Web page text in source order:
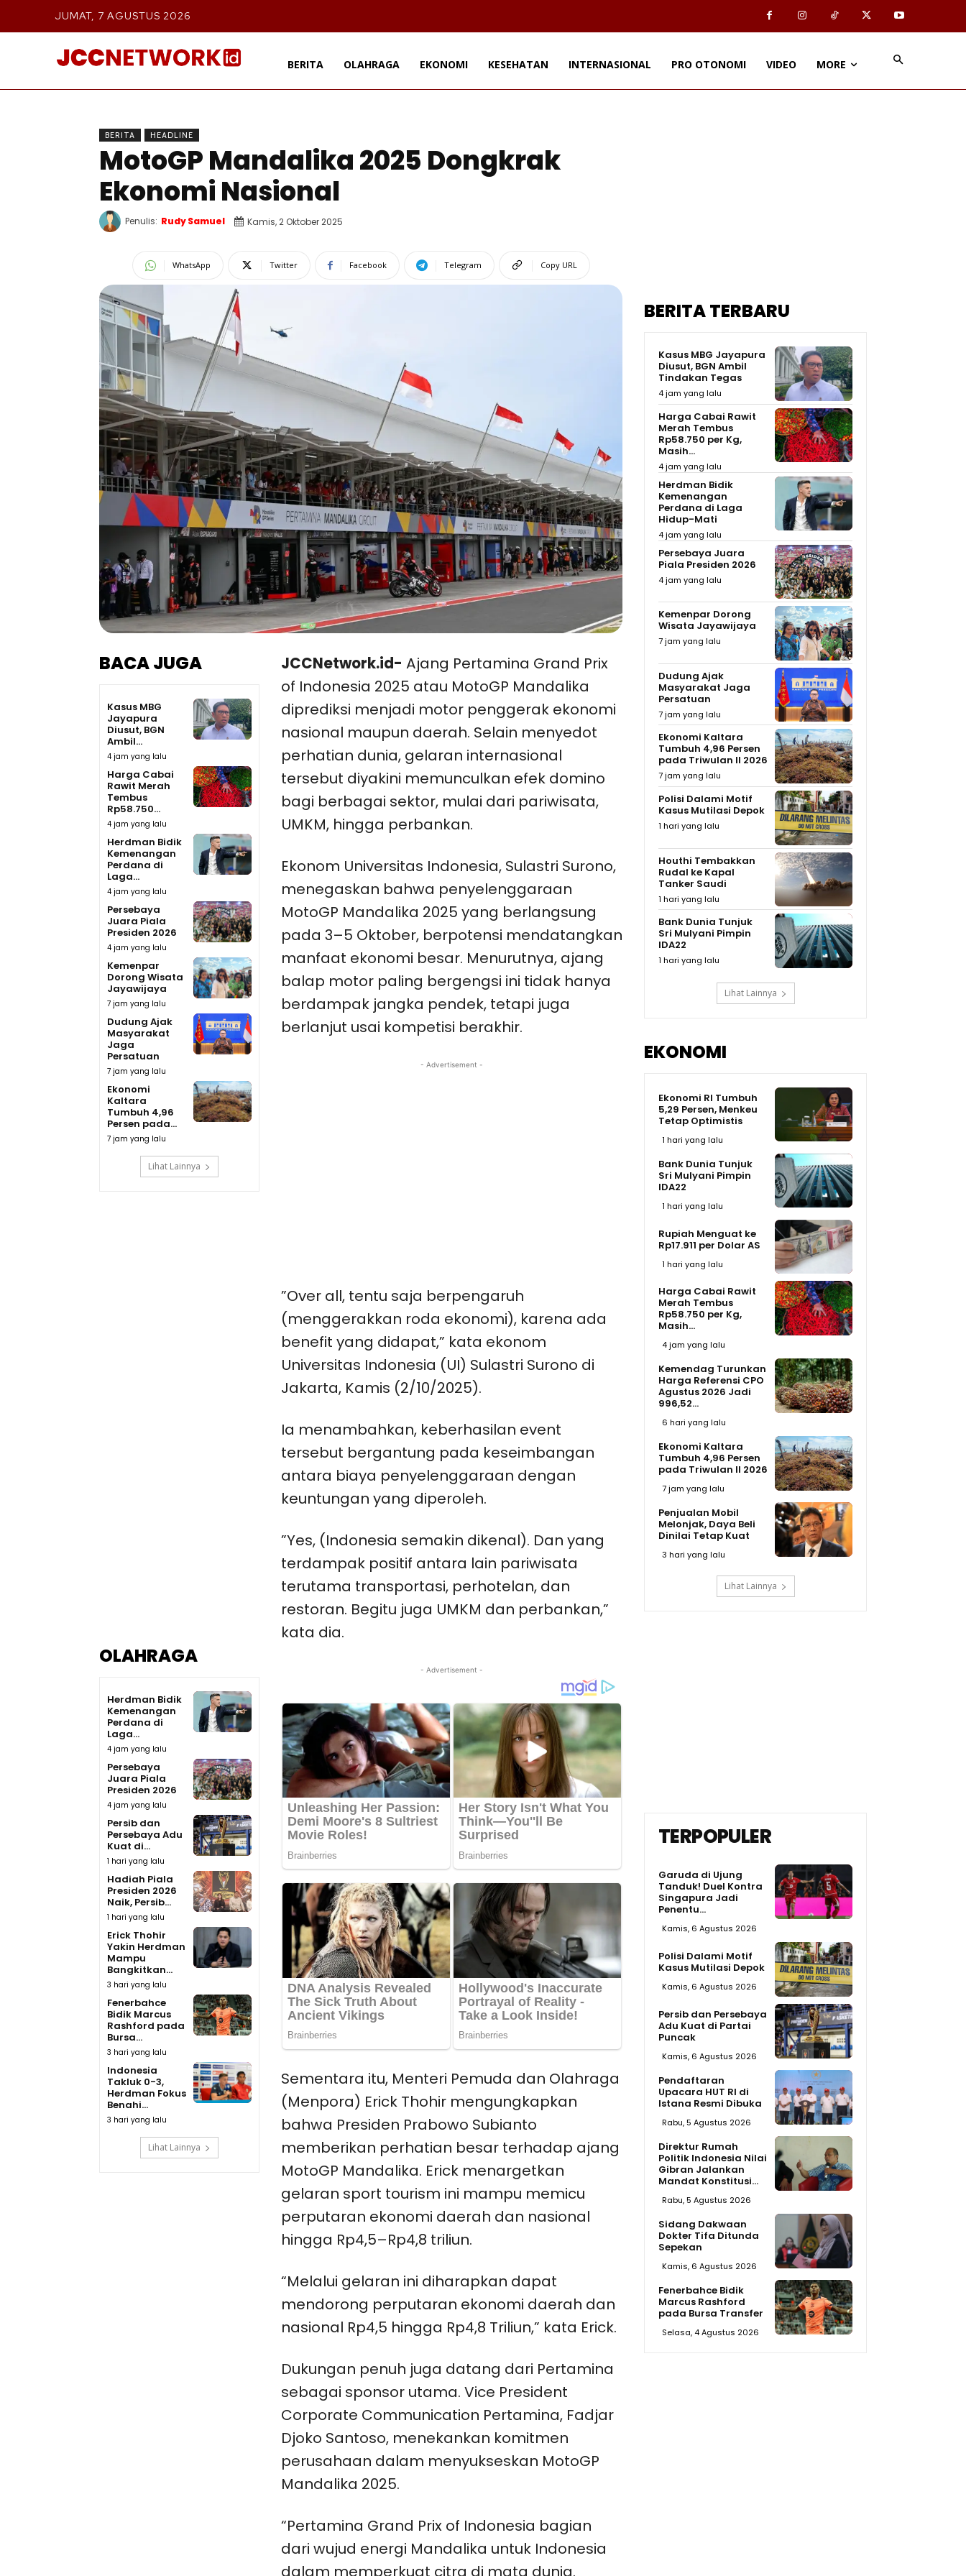
JUMAT, 7 AGUSTUS 2026
BERITA OLAHRAGA EKONOMI KESEHATAN INTERNASIONAL PRO OTONOMI VIDEO MORE
BERITA HEADLINE
MotoGP Mandalika 2025 Dongkrak
Ekonomi Nasional
Penulis: Rudy Samuel Kamis, 2 Oktober 2025
WhatsApp Twitter Facebook Telegram Copy URL
BACA JUGA
Kasus MBG
Jayapura
Diusut, BGN
Ambil...
4 jam yang lalu
Harga Cabai
Rawit Merah
Tembus
Rp58.750...
4 jam yang lalu
Herdman Bidik
Kemenangan
Perdana di
Laga...
4 jam yang lalu
Persebaya
Juara Piala
Presiden 2026
4 jam yang lalu
Kemenpar
Dorong Wisata
Jayawijaya
7 jam yang lalu
Dudung Ajak
Masyarakat
Jaga
Persatuan
7 jam yang lalu
Ekonomi
Kaltara
Tumbuh 4,96
Persen pada...
7 jam yang lalu
Lihat Lainnya
OLAHRAGA
Herdman Bidik
Kemenangan
Perdana di
Laga...
4 jam yang lalu
Persebaya
Juara Piala
Presiden 2026
4 jam yang lalu
Persib dan
Persebaya Adu
Kuat di...
1 hari yang lalu
Hadiah Piala
Presiden 2026
Naik, Persib...
1 hari yang lalu
Erick Thohir
Yakin Herdman
Mampu
Bangkitkan...
3 hari yang lalu
Fenerbahce
Bidik Marcus
Rashford pada
Bursa...
3 hari yang lalu
Indonesia
Takluk 0-3,
Herdman Fokus
Benahi...
3 hari yang lalu
Lihat Lainnya
JCCNetwork.id- Ajang Pertamina Grand Prix
of Indonesia 2025 atau MotoGP Mandalika
diprediksi menjadi motor penggerak ekonomi
nasional maupun daerah. Selain menyedot
perhatian dunia, gelaran internasional
tersebut diyakini memunculkan efek domino
bagi berbagai sektor, mulai dari pariwisata,
UMKM, hingga perbankan.
Ekonom Universitas Indonesia, Sulastri Surono,
menegaskan bahwa penyelenggaraan
MotoGP Mandalika 2025 yang berlangsung
pada 3–5 Oktober, berpotensi mendatangkan
manfaat ekonomi besar. Menurutnya, ajang
balap motor paling bergengsi ini tidak hanya
berdampak jangka pendek, tetapi juga
berlanjut usai kompetisi berakhir.
- Advertisement -
”Over all, tentu saja berpengaruh
(menggerakkan roda ekonomi), karena ada
benefit yang didapat,” kata ekonom
Universitas Indonesia (UI) Sulastri Surono di
Jakarta, Kamis (2/10/2025).
Ia menambahkan, keberhasilan event
tersebut bergantung pada keseimbangan
antara biaya penyelenggaraan dengan
keuntungan yang diperoleh.
”Yes, (Indonesia semakin dikenal). Dan yang
terdampak positif antara lain pariwisata
terutama transportasi, perhotelan, dan
restoran. Begitu juga UMKM dan perbankan,”
kata dia.
- Advertisement -
Sementara itu, Menteri Pemuda dan Olahraga
(Menpora) Erick Thohir mengungkapkan
bahwa Presiden Prabowo Subianto
memberikan perhatian besar terhadap ajang
MotoGP Mandalika. Erick menargetkan
gelaran sport tourism ini mampu memicu
perputaran ekonomi daerah dan nasional
hingga Rp4,5–Rp4,8 triliun.
“Melalui gelaran ini diharapkan dapat
mendorong perputaran ekonomi daerah dan
nasional Rp4,5 hingga Rp4,8 Triliun,” kata Erick.
Dukungan penuh juga datang dari Pertamina
sebagai sponsor utama. Vice President
Corporate Communication Pertamina, Fadjar
Djoko Santoso, menekankan komitmen
perusahaan dalam menyukseskan MotoGP
Mandalika 2025.
“Pertamina Grand Prix of Indonesia bagian
dari wujud energi Mandalika untuk Indonesia
dalam memperkuat citra di mata dunia.
BERITA TERBARU
Kasus MBG Jayapura
Diusut, BGN Ambil
Tindakan Tegas
4 jam yang lalu
Harga Cabai Rawit
Merah Tembus
Rp58.750 per Kg,
Masih...
4 jam yang lalu
Herdman Bidik
Kemenangan
Perdana di Laga
Hidup-Mati
4 jam yang lalu
Persebaya Juara
Piala Presiden 2026
4 jam yang lalu
Kemenpar Dorong
Wisata Jayawijaya
7 jam yang lalu
Dudung Ajak
Masyarakat Jaga
Persatuan
7 jam yang lalu
Ekonomi Kaltara
Tumbuh 4,96 Persen
pada Triwulan II 2026
7 jam yang lalu
Polisi Dalami Motif
Kasus Mutilasi Depok
1 hari yang lalu
Houthi Tembakkan
Rudal ke Kapal
Tanker Saudi
1 hari yang lalu
Bank Dunia Tunjuk
Sri Mulyani Pimpin
IDA22
1 hari yang lalu
Lihat Lainnya
EKONOMI
Ekonomi RI Tumbuh
5,29 Persen, Menkeu
Tetap Optimistis
1 hari yang lalu
Bank Dunia Tunjuk
Sri Mulyani Pimpin
IDA22
1 hari yang lalu
Rupiah Menguat ke
Rp17.911 per Dolar AS
1 hari yang lalu
Harga Cabai Rawit
Merah Tembus
Rp58.750 per Kg,
Masih...
4 jam yang lalu
Kemendag Turunkan
Harga Referensi CPO
Agustus 2026 Jadi
996,52...
6 hari yang lalu
Ekonomi Kaltara
Tumbuh 4,96 Persen
pada Triwulan II 2026
7 jam yang lalu
Penjualan Mobil
Melonjak, Daya Beli
Dinilai Tetap Kuat
3 hari yang lalu
Lihat Lainnya
TERPOPULER
Garuda di Ujung
Tanduk! Duel Kontra
Singapura Jadi
Penentu...
Kamis, 6 Agustus 2026
Polisi Dalami Motif
Kasus Mutilasi Depok
Kamis, 6 Agustus 2026
Persib dan Persebaya
Adu Kuat di Partai
Puncak
Kamis, 6 Agustus 2026
Pendaftaran
Upacara HUT RI di
Istana Resmi Dibuka
Rabu, 5 Agustus 2026
Direktur Rumah
Politik Indonesia Nilai
Gibran Jalankan
Mandat Konstitusi...
Rabu, 5 Agustus 2026
Sidang Dakwaan
Dokter Tifa Ditunda
Sepekan
Kamis, 6 Agustus 2026
Fenerbahce Bidik
Marcus Rashford
pada Bursa Transfer
Selasa, 4 Agustus 2026